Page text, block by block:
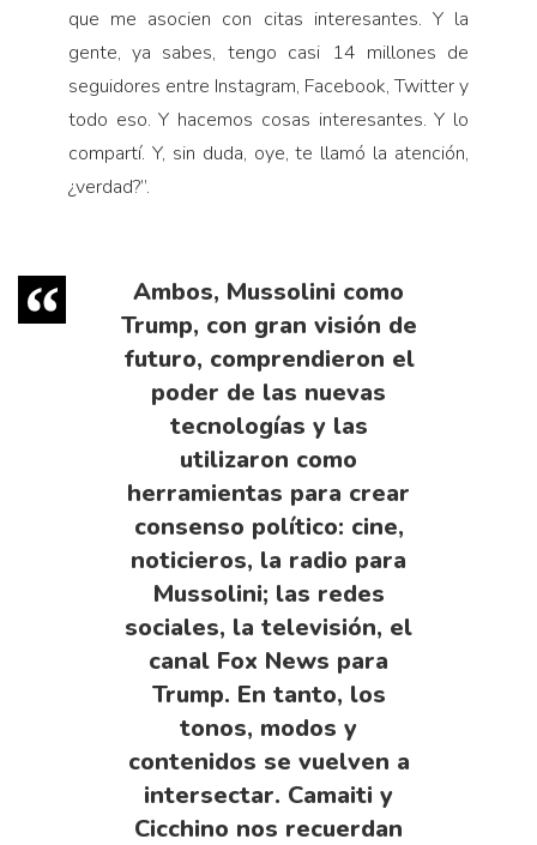
que me asocien con citas interesantes. Y la
gente, ya sabes, tengo casi 14 millones de
seguidores entre Instagram, Facebook, Twitter y
todo eso. Y hacemos cosas interesantes. Y lo
compartí. Y, sin duda, oye, te llamó la atención,
¿verdad?”.
Ambos, Mussolini como
Trump, con gran visión de
futuro, comprendieron el
poder de las nuevas
tecnologías y las
utilizaron como
herramientas para crear
consenso político: cine,
noticieros, la radio para
Mussolini; las redes
sociales, la televisión, el
canal Fox News para
Trump. En tanto, los
tonos, modos y
contenidos se vuelven a
intersectar. Camaiti y
Cicchino nos recuerdan